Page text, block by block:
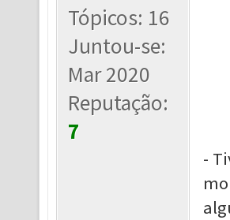
Tópicos: 16
Juntou-se:
Mar 2020
Reputação:
7
-